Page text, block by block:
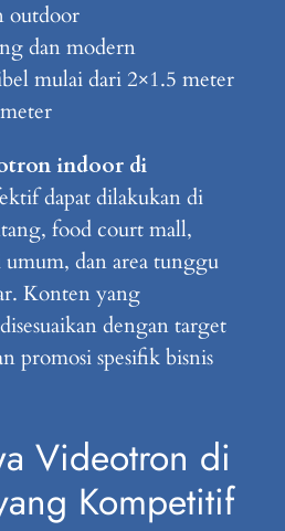
outdoor
dan modern
mulai dari 2×1.5 meter
indoor di
dapat dilakukan di
food court mall,
umum, dan area tunggu
Konten yang
dengan target
promosi spesifik bisnis
Videotron di
Kompetitif